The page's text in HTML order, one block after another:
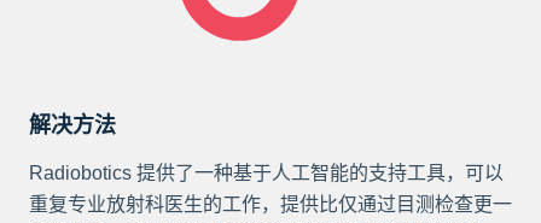
解决方法
Radiobotics 提供了一种基于人工智能的支持工具，可以
重复专业放射科医生的工作，提供比仅通过目测检查更一